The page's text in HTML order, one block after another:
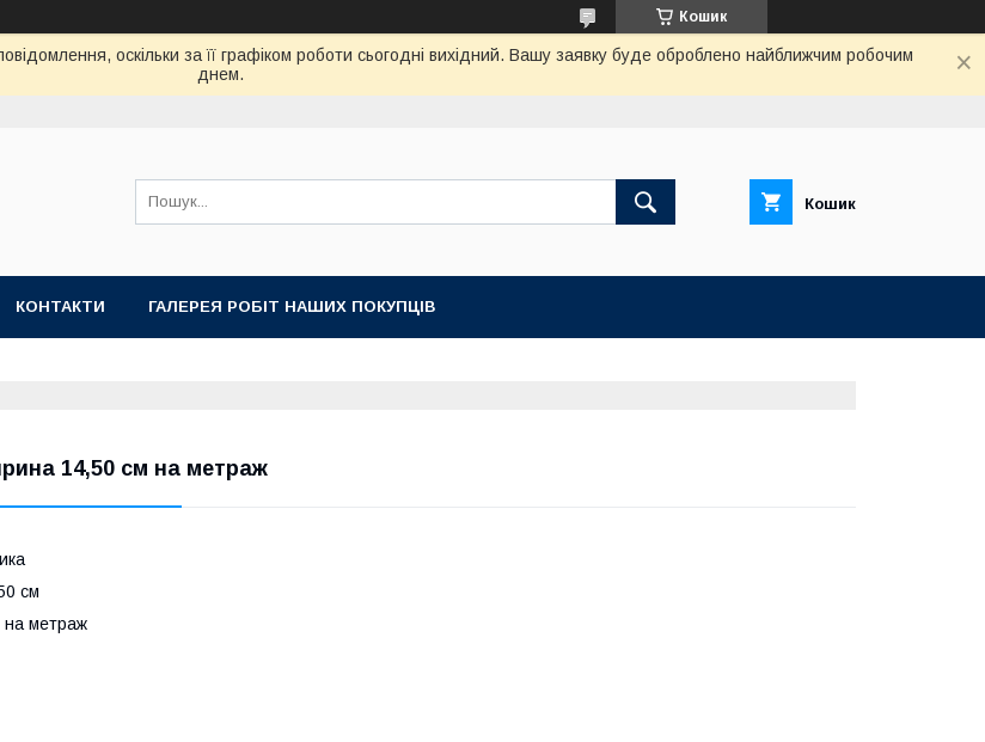
Кошик
оскільки за її графіком роботи сьогодні вихідний. Вашу заявку буде оброблено найближчим робочим
днем.
Кошик
КОНТАКТИ ГАЛЕРЕЯ РОБІТ НАШИХ ПОКУПЦІВ
14,50 см на метраж
см
на метраж